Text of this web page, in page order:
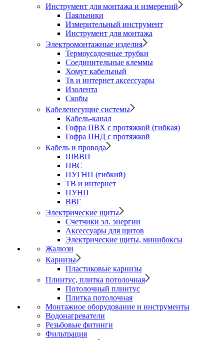
Инструмент для монтажа и измерений
Паяльники
Измерительный инструмент
Инструмент для монтажа
Электромонтажные изделия
Термоусадочные трубки
Соединительные клеммы
Хомут кабельный
Тв и интернет аксессуары
Изолента
Скобы
Кабеленесущие системы
Кабель-канал
Гофра ПВХ с протяжкой (гибкая)
Гофра ПНД с протяжкой
Кабель и провода
ШВВП
ПВС
ПУГНП (гибкий)
ТВ и интернет
ПУНП
ВВГ
Электрические щиты
Счетчики эл. энергии
Аксессуары для щитов
Электрические щиты, минибоксы
Жалюзи
Карнизы
Пластиковые карнизы
Плинтус, плитка потолочная
Потолочный плинтус
Плитка потолочная
Монтажное оборудование и инструменты
Водонагреватели
Резьбовые фитинги
Фильтрация